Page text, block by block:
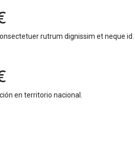
rutrum dignissim et neque id.
en territorio nacional.